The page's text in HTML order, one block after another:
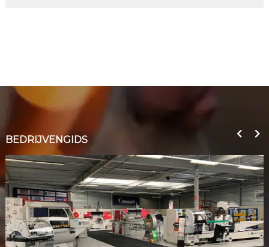
BEDRIJVENGIDS